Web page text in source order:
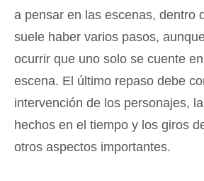
a pensar en las escenas, dentro
suele haber varios pasos,
ocurrir que uno solo se cuente
escena. El último repaso debe
intervención de los personajes,
hechos en el tiempo y los giros
otros aspectos importantes.